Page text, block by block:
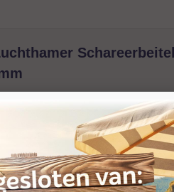
artikelen Reviews